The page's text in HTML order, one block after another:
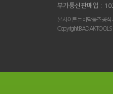
부가통신판매업 :
본 사이트는 바닥툴즈 공
Copyright BADAKTOOLS